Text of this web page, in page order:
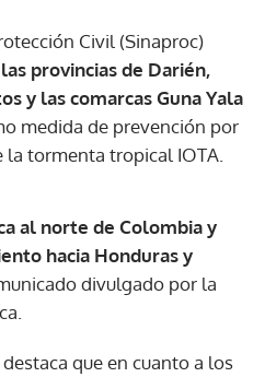
Civil (Sinaproc)
provincias de Darién,
y las comarcas Guna Yala
medida de prevención por
tormenta tropical IOTA.
al norte de Colombia y
hacia Honduras y
divulgado por la
que en cuanto a los